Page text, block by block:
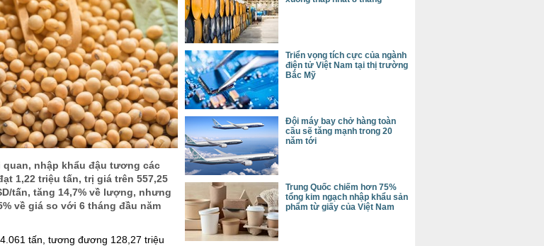
nhập khẩu đậu tương các
1,22 triệu tấn, trị giá trên 557,25
tấn, tăng 14,7% về lượng, nhưng
về giá so với 6 tháng đầu năm
tấn, tương đương 128,27 triệu
Triển vọng tích cực của ngành
điện tử Việt Nam tại thị trường
Bắc Mỹ
Đội máy bay chở hàng toàn
cầu sẽ tăng mạnh trong 20
năm tới
Trung Quốc chiếm hơn 75%
tổng kim ngạch nhập khẩu sản
phẩm từ giấy của Việt Nam